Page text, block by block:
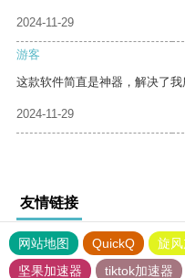
2024-11-29
游客
这款软件简直是神器，解决了我
2024-11-29
友情链接
网站地图 QuickQ 旋
坚果加速器
tiktok加速器